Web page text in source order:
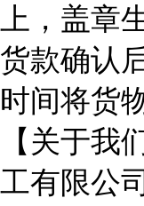
上，盖章
货款确认
时间将货
【关于我
工有限公